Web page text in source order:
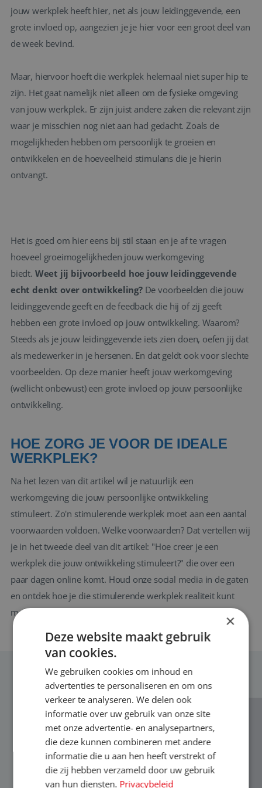
jouw werkplek heeft hier, net als jouw leidinggevende, een
grote invloed op, aangezien je je hier voor een groot deel van
de week bevind.
Maar, hiervoor hoeft die werkplek helemaal niet super hip te
zijn. Het gaat namelijk niet alleen om de fysieke omgeving
van jouw werkplek. Er zijn juist andere zaken die relevant zijn
waar je misschien nog niet aan had gedacht. Zoals de
mogelijkheden hebben om persoonlijk te groeien en
ontwikkelen en de hoeveelheid stimulans die je hierin
ontvangt.
Het is goed om hier eens bij stil staan en je af te vragen
hoeveel groeimogelijkheden jouw werkomgeving
biedt. Weet jij bijvoorbeeld hoe jouw leidinggevende
echt denkt over ontwikkeling?De voorbeelden die jouw
leidinggevende geeft en de feedback die hij of zij geeft
hebben een grote invloed op jouw ontwikkeling. Waarom?
Steeds als je jouw leidinggevende iets zien doen, oefen jij dat
als medewerker in je hersenen. En dat geldt ook voor slechte
voorbeelden. Op deze manier heeft jouw werkomgeving
(wellicht onbewust) een grote invloed op jouw persoonlijke
ontwikkeling.
HOE ZORG JE VOOR DE IDEALE
WERKPLEK?
Na het lezen van dit artikel wil je natuurlijk een
werkomgeving die jouw persoonlijke ontwikkeling
stimuleert. Zo'n stimulerende werkplek moet aan een aantal
voorwaarden voldoen. Welke voorwaarden? Dat vertellen wij
je in het tweede deel van dit artikel: "Hoe creer je een
werkplek die jouw ontwikkeling stimuleert?" die over een
paar dagen online komt. Houd onze social media in de gaten
en ontdek hoe je die stimulerende werkplek realiteit kunt
maken.
MEER NIEUWS
×
Deze website maakt gebruik
van cookies.
We gebruiken cookies om inhoud en
advertenties te personaliseren en om ons
verkeer te analyseren. We delen ook
informatie over uw gebruik van onze site
met onze advertentie- en analysepartners,
die deze kunnen combineren met andere
informatie die u aan hen heeft verstrekt of
die zij hebben verzameld door uw gebruik
van hun diensten. Privacybeleid